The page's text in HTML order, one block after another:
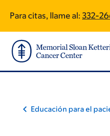
main
content
footer
Para citas, llame al: 332-
Educación para el